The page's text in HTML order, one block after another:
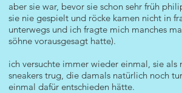
aber sie war, bevor sie schon sehr früh
sie nie gespielt und röcke kamen nicht in
unterwegs und ich fragte mich manches
söhne vorausgesagt hatte).
ich versuchte immer wieder einmal, sie
sneakers trug, die damals natürlich noch
einmal dafür entschieden hätte.